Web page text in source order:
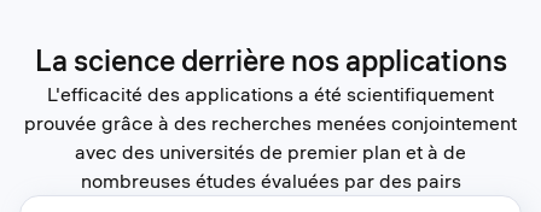
La science derrière nos applications
L'efficacité des applications a été scientifiquement
prouvée grâce à des recherches menées conjointement
avec des universités de premier plan et à de
nombreuses études évaluées par des pairs